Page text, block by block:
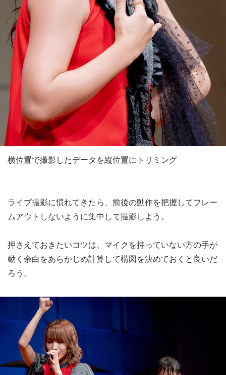
横位置で撮影したデータを縦位置にトリミング
ライブ撮影に慣れてきたら、前後の動作を把握してフレー
ムアウトしないように集中して撮影しよう。
押さえておきたいコツは、マイクを持っていない方の手が
動く余白をあらかじめ計算して構図を決めておくと良いだ
ろう。